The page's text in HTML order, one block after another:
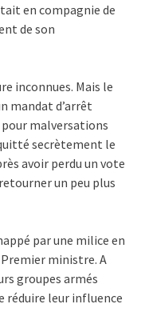
en compagnie de
de son
inconnues. Mais le
mandat d’arrêt
malversations
secrètement le
avoir perdu un vote
un peu plus
par une milice en
ministre. A
groupes armés
réduire leur influence